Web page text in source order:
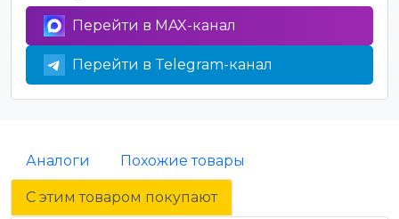
Перейти в MAX-канал
Перейти в Telegram-канал
Аналоги Похожие товары
С этим товаром покупают